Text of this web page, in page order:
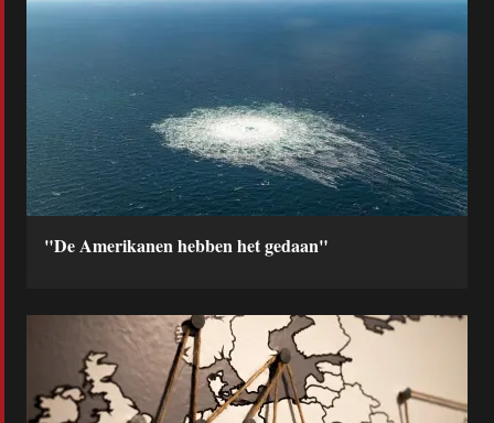
"De Amerikanen hebben het gedaan"